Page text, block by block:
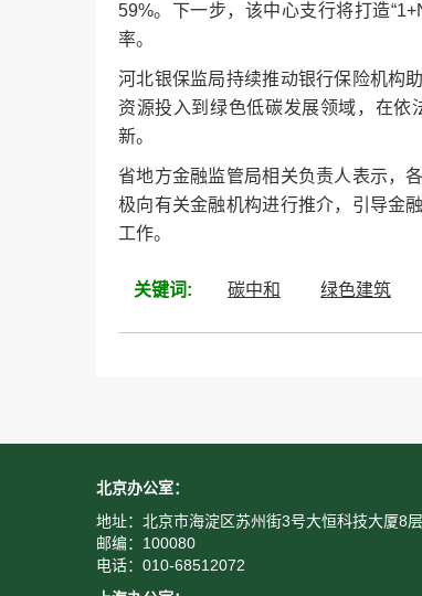
59%。下一步，该中心支行将打造
率。
河北银保监局持续推动银行保险机构
资源投入到绿色低碳发展领域，在依
新。
省地方金融监管局相关负责人表示，
极向有关金融机构进行推介，引导金
工作。
关键词: 碳中和 绿色建筑
北京办公室：
地址：北京市海淀区苏州街3号大恒科技大厦8
邮编：100080
电话：010-68512072